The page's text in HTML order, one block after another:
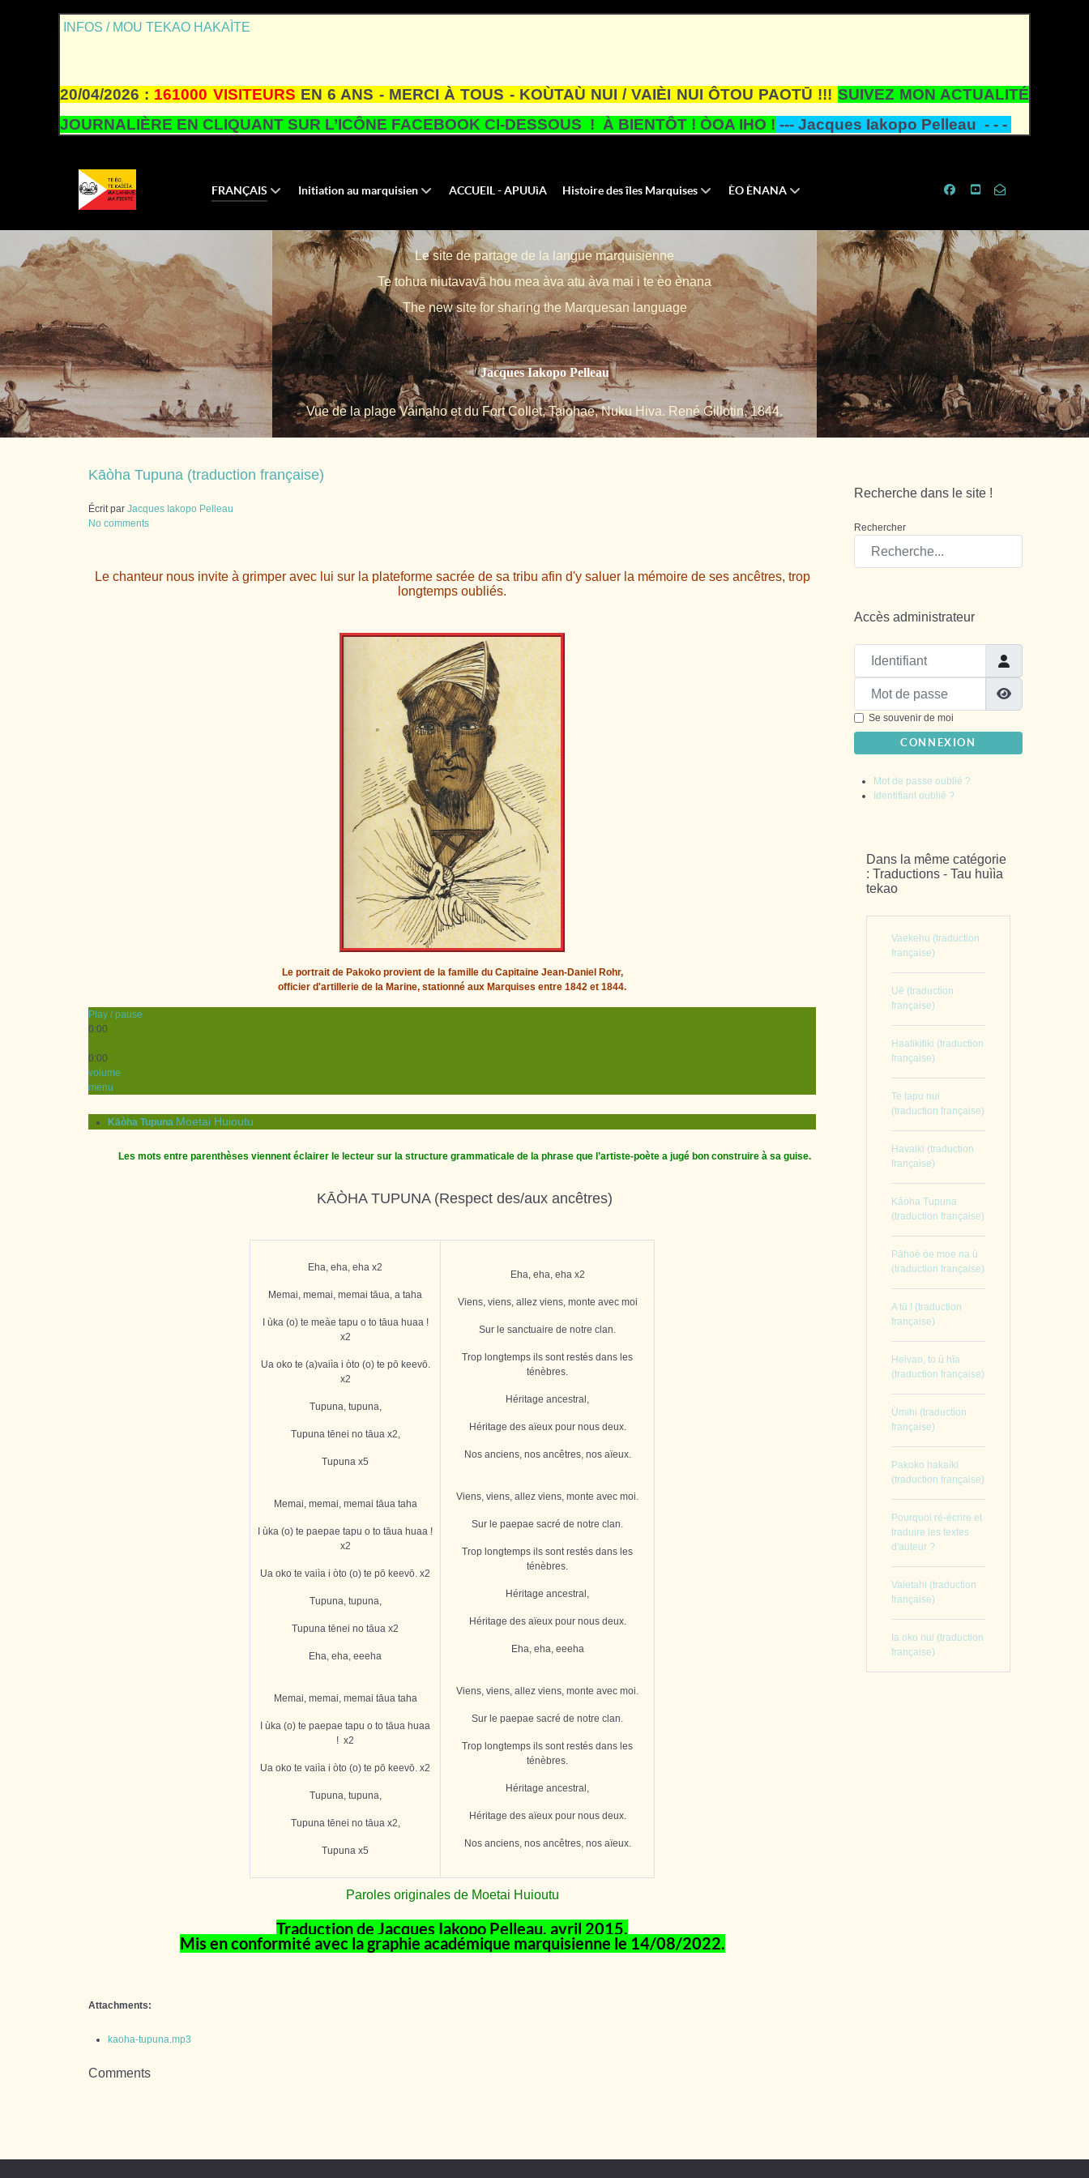
INFOS / MOU TEKAO HAKAÌTE
20/04/2026 : 161000 VISITEURS EN 6 ANS - MERCI À TOUS - KOÙTAÙ NUI / VAIÈI NUI ÔTOU PAOTŪ !!! SUIVEZ MON ACTUALITÉ
JOURNALIÈRE EN CLIQUANT SUR L’ICÔNE FACEBOOK CI-DESSOUS ! À BIENTÔT ! ÒOA IHO ! --- Jacques Iakopo Pelleau - - -
FRANÇAIS Initiation au marquisien ACCUEIL - APUUìA Histoire des îles Marquises ÈO ÈNANA
Le site de partage de la langue marquisienne
Te tohua niutavavā hou mea àva atu àva mai i te èo ènana
The new site for sharing the Marquesan language
Jacques Iakopo Pelleau
Vue de la plage Vainaho et du Fort Collet, Taiohae, Nuku Hiva. René Gillotin, 1844.
Kāòha Tupuna (traduction française)
Écrit par Jacques Iakopo Pelleau
No comments
Le chanteur nous invite à grimper avec lui sur la plateforme sacrée de sa tribu afin d'y saluer la mémoire de ses ancêtres, trop
longtemps oubliés.
Le portrait de Pakoko provient de la famille du Capitaine Jean-Daniel Rohr,
officier d'artillerie de la Marine, stationné aux Marquises entre 1842 et 1844.
Play / pause
0:00
0:00
volume
menu
Kāòha Tupuna Moetai Huioutu
Les mots entre parenthèses viennent éclairer le lecteur sur la structure grammaticale de la phrase que l’artiste-poète a jugé bon construire à sa guise.
KĀÒHA TUPUNA (Respect des/aux ancêtres)
Eha, eha, eha x2
Memai, memai, memai tāua, a taha
I ùka (o) te meàe tapu o to tāua huaa !
x2
Ua oko te (a)vaiìa i òto (o) te pō keevō.
x2
Tupuna, tupuna,
Tupuna tēnei no tāua x2,
Tupuna x5
Memai, memai, memai tāua taha
I ùka (o) te paepae tapu o to tāua huaa !
x2
Ua oko te vaiìa i òto (o) te pō keevō. x2
Tupuna, tupuna,
Tupuna tēnei no tāua x2
Eha, eha, eeeha
Memai, memai, memai tāua taha
I ùka (o) te paepae tapu o to tāua huaa
! x2
Ua oko te vaiìa i òto (o) te pō keevō. x2
Tupuna, tupuna,
Tupuna tēnei no tāua x2,
Tupuna x5
Eha, eha, eha x2
Viens, viens, allez viens, monte avec moi
Sur le sanctuaire de notre clan.
Trop longtemps ils sont restés dans les
ténèbres.
Héritage ancestral,
Héritage des aïeux pour nous deux.
Nos anciens, nos ancêtres, nos aïeux.
Viens, viens, allez viens, monte avec moi.
Sur le paepae sacré de notre clan.
Trop longtemps ils sont restés dans les
ténèbres.
Héritage ancestral,
Héritage des aïeux pour nous deux.
Eha, eha, eeeha
Viens, viens, allez viens, monte avec moi.
Sur le paepae sacré de notre clan.
Trop longtemps ils sont restés dans les
ténèbres.
Héritage ancestral,
Héritage des aïeux pour nous deux.
Nos anciens, nos ancêtres, nos aïeux.
Paroles originales de Moetai Huioutu
Traduction de Jacques Iakopo Pelleau, avril 2015.
Mis en conformité avec la graphie académique marquisienne le 14/08/2022.
Attachments:
kaoha-tupuna.mp3
Comments
Recherche dans le site !
Rechercher
Accès administrateur
Se souvenir de moi
CONNEXION
Mot de passe oublié ?
Identifiant oublié ?
Dans la même catégorie
: Traductions - Tau huììa
tekao
Vaekehu (traduction
française)
Uē (traduction
française)
Haatikitiki (traduction
française)
Te tapu nui
(traduction française)
Havaiki (traduction
française)
Kāòha Tupuna
(traduction française)
Pāhoè òe moe na ù
(traduction française)
A tū ! (traduction
française)
Heivao, to ù hīa
(traduction française)
Ùmihi (traduction
française)
Pakoko hakaìki
(traduction française)
Pourquoi ré-écrire et
traduire les textes
d'auteur ?
Vaietahi (traduction
française)
Ia oko nui (traduction
française)